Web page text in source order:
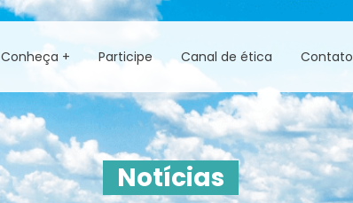
Conheça + Participe Canal de ética Contato
Notícias